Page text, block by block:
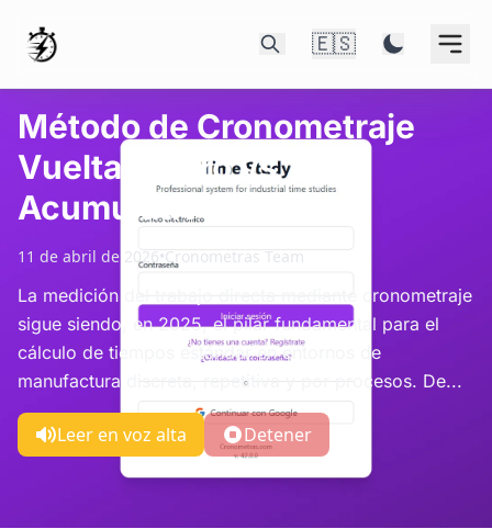
🇪🇸
Método de Cronometraje
Vuelta a Cero vs
Acumulativo
11 de abril de 2026•Cronometras Team
La medición del trabajo directa mediante cronometraje
sigue siendo, en 2025, el pilar fundamental para el
cálculo de tiempos estándar en entornos de
manufactura discreta, repetitiva y por procesos. De...
Leer en voz alta Detener